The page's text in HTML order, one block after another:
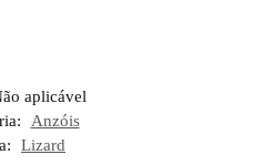
aplicável
Anzóis
Lizard